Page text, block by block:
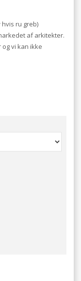
hvis ru greb)
af arkitekter.
vi kan ikke